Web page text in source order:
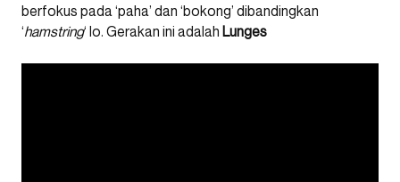
berfokus pada ‘paha’ dan ‘bokong’ dibandingkan
‘hamstring‘ lo. Gerakan ini adalah Lunges